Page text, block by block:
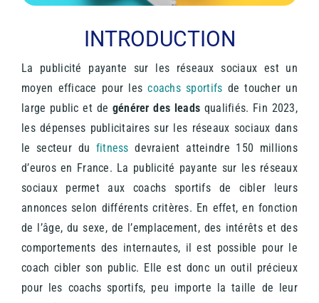
Application coach
INTRODUCTION
La publicité payante sur les réseaux sociaux est un
moyen efficace pour lescoachs sportifs de toucher un
large public et de générer des leads qualifiés. Fin 2023,
les dépenses publicitaires sur les réseaux sociaux dans
le secteur du fitness devraient atteindre 150 millions
d’euros en France. La publicité payante sur les réseaux
sociaux permet aux coachs sportifs de cibler leurs
annonces selon différents critères. En effet, en fonction
de l’âge, du sexe, de l’emplacement, des intérêts et des
comportements des internautes, il est possible pour le
coach cibler son public. Elle est donc un outil précieux
pour les coachs sportifs, peu importe la taille de leur